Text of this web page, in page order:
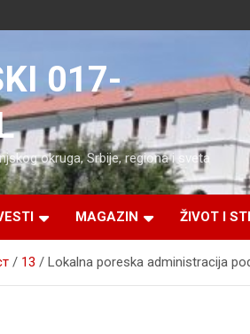
017-
okruga, Srbije, regiona i sveta
MAGAZIN ŽIVOT I
13 Lokalna poreska administracija